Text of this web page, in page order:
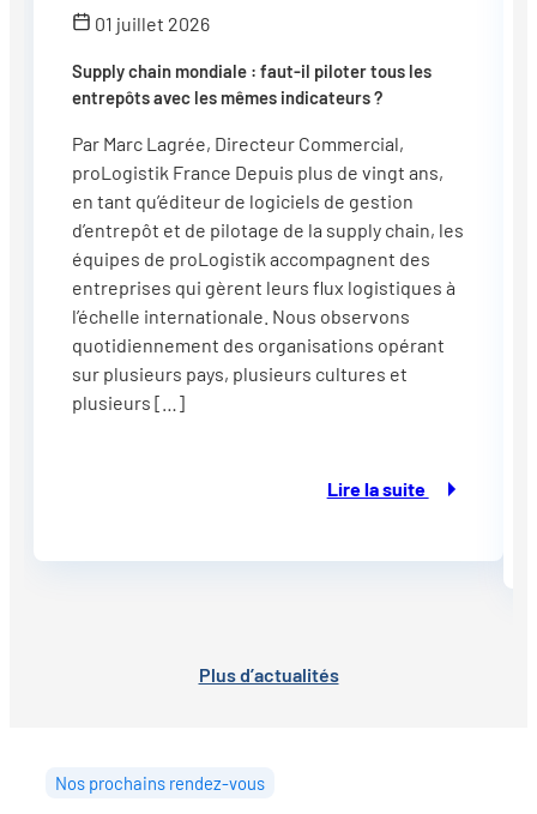
01 juillet 2026
Supply chain mondiale : faut-il piloter tous les
entrepôts avec les mêmes indicateurs ?
Par Marc Lagrée, Directeur Commercial,
proLogistik France Depuis plus de vingt ans,
en tant qu’éditeur de logiciels de gestion
d’entrepôt et de pilotage de la supply chain, les
équipes de proLogistik accompagnent des
entreprises qui gèrent leurs flux logistiques à
l’échelle internationale. Nous observons
quotidiennement des organisations opérant
sur plusieurs pays, plusieurs cultures et
plusieurs […]
Lire la suite
Plus d’actualités
Nos prochains rendez-vous